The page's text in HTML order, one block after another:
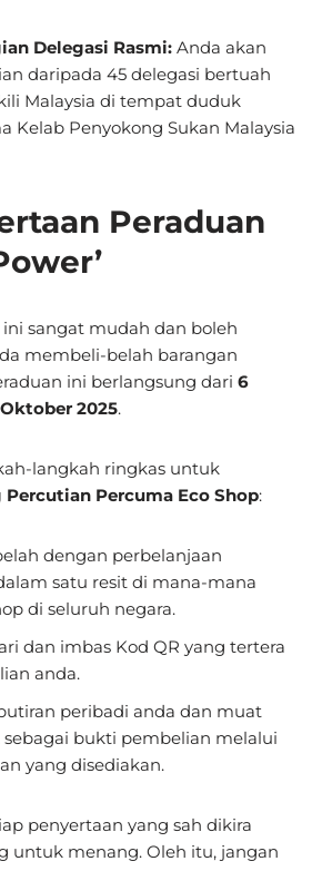
Delegasi Rasmi: Anda akan
daripada 45 delegasi bertuah
Malaysia di tempat duduk
Kelab Penyokong Sukan Malaysia
Peraduan
sangat mudah dan boleh
membeli-belah barangan
ini berlangsung dari 6
2025.
langkah ringkas untuk
Percutian Percuma Eco Shop:
dengan perbelanjaan
satu resit di mana-mana
di seluruh negara.
dan imbas Kod QR yang tertera
anda.
peribadi anda dan muat
bukti pembelian melalui
yang disediakan.
penyertaan yang sah dikira
untuk menang. Oleh itu, jangan